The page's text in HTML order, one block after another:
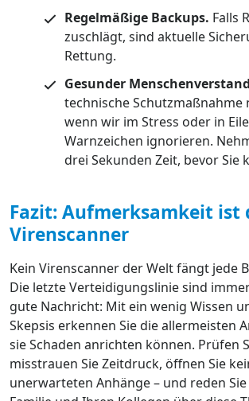
Regelmäßige Backups. Falls
zuschlägt, sind aktuelle
Rettung.
Gesunder
technische Schutzmaßnahme
wenn wir im Stress oder in
Warnzeichen ignorieren.
drei Sekunden Zeit, bevor Sie
Fazit: Aufmerksamkeit ist
Virenscanner
Kein Virenscanner der Welt fängt jede
Die letzte Verteidigungslinie sind
gute Nachricht: Mit ein wenig Wissen
Skepsis erkennen Sie die allermeisten
sie Schaden anrichten können. Prüfen
misstrauen Sie Zeitdruck, öffnen Sie
unerwarteten Anhänge – und reden